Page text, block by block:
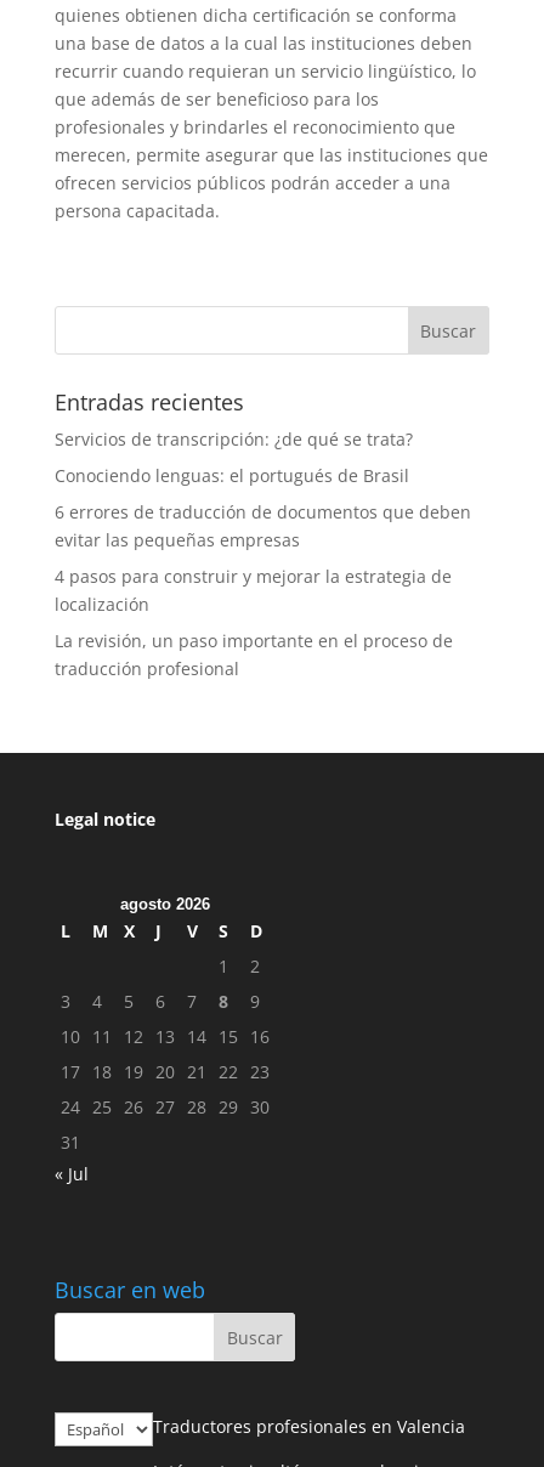
quienes obtienen dicha certificación se conforma
una base de datos a la cual las instituciones deben
recurrir cuando requieran un servicio lingüístico, lo
que además de ser beneficioso para los
profesionales y brindarles el reconocimiento que
merecen, permite asegurar que las instituciones que
ofrecen servicios públicos podrán acceder a una
persona capacitada.
Entradas recientes
Servicios de transcripción: ¿de qué se trata?
Conociendo lenguas: el portugués de Brasil
6 errores de traducción de documentos que deben
evitar las pequeñas empresas
4 pasos para construir y mejorar la estrategia de
localización
La revisión, un paso importante en el proceso de
traducción profesional
Legal notice
agosto 2026
L M X J V S
D
1
2
3
4 5 6 7 8
9
10 11 12 13 14 15
16
17 18 19 20 21 22 23
24 25 26 27 28 29 30
31
« Jul
Buscar en web
Elegir
un
Traductores profesionales en Valencia